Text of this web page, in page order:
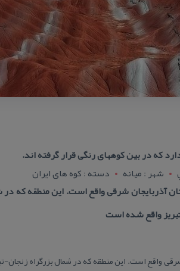
كه در بین كوههای رنگی قرار گرفته اند.
شهر : ميانه
دسته : كوه های ایران
آذربایجان شرقی واقع است. این منطقه كه